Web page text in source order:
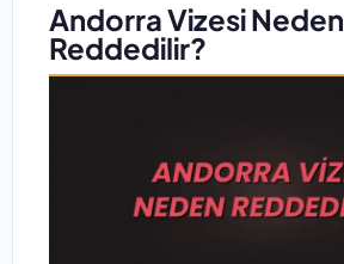
Andorra Vizesi Neden
Reddedilir?